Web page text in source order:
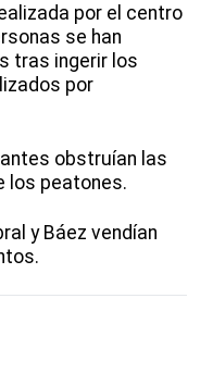
por el centro
se han
tras ingerir los
por
obstruían las
los peatones.
y Báez vendían